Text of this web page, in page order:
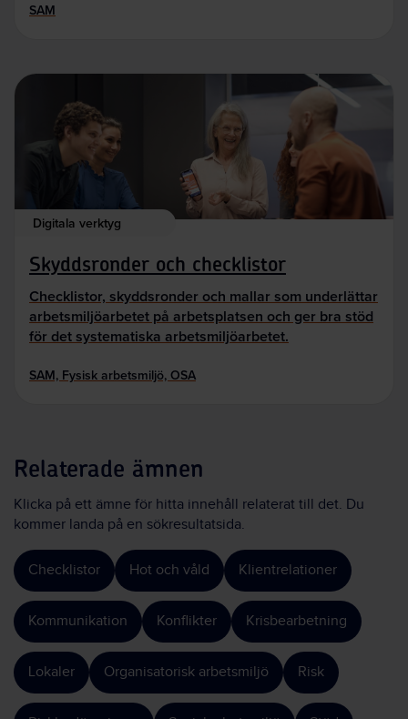
SAM
Digitala verktyg
Skyddsronder och checklistor
Checklistor, skyddsronder och mallar som underlättar
arbetsmiljöarbetet på arbetsplatsen och ger bra stöd
för det systematiska arbetsmiljöarbetet.
SAM, Fysisk arbetsmiljö, OSA
Relaterade ämnen
Klicka på ett ämne för hitta innehåll relaterat till det. Du
kommer landa på en sökresultatsida.
Checklistor Hot och våld Klientrelationer
Kommunikation Konflikter Krisbearbetning
Lokaler Organisatorisk arbetsmiljö Risk